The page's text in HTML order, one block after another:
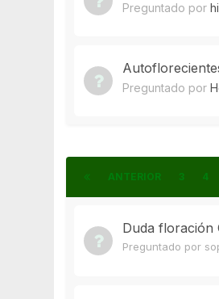
Preguntado por
Preguntado por
ANTERIOR 3 4
Duda floración
Preguntado por